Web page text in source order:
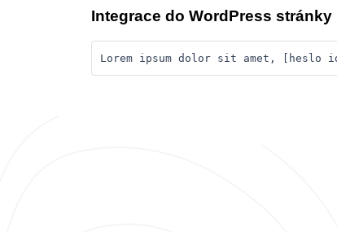
Integrace do WordPress stránky
Lorem ipsum dolor sit amet,